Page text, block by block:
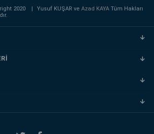
2020 | Yusuf KUŞAR veAzad KAYATüm Hakları